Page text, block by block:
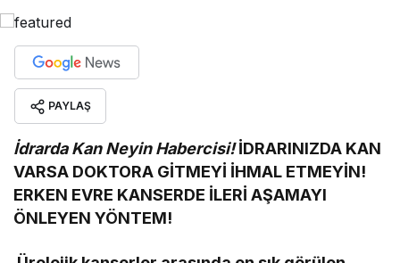
PAYLAŞ
İdrarda Kan Neyin Habercisi!İDRARINIZDA KAN
VARSA DOKTORA GİTMEYİ İHMAL ETMEYİN!
ERKEN EVRE KANSERDE İLERİ AŞAMAYI
ÖNLEYEN YÖNTEM!